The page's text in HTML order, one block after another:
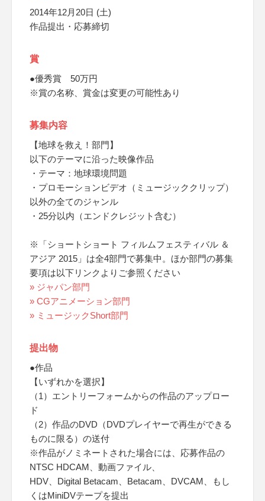
2014年12月20日 (土)
作品提出・応募締切
賞
●優秀賞 50万円
※賞の名称、賞金は変更の可能性あり
募集内容
【地球を救え！部門】
以下のテーマに沿った映像作品
・テーマ：地球環境問題
・プロモーションビデオ（ミュージッククリップ）
以外の全てのジャンル
・25分以内（エンドクレジット含む）
※「ショートショート フィルムフェスティバル ＆
アジア 2015」は全4部門で募集中。ほか部門の募集
要項は以下リンクよりご参照ください
» ジャパン部門
» CGアニメーション部門
» ミュージックShort部門
提出物
●作品
【いずれかを選択】
（1）エントリーフォームからの作品のアップロー
ド
（2）作品のDVD（DVDプレイヤーで再生ができる
ものに限る）の送付
※作品がノミネートされた場合には、応募作品の
NTSC HDCAM、動画ファイル、
HDV、Digital Betacam、Betacam、DVCAM、もし
くはMiniDVテープを提出